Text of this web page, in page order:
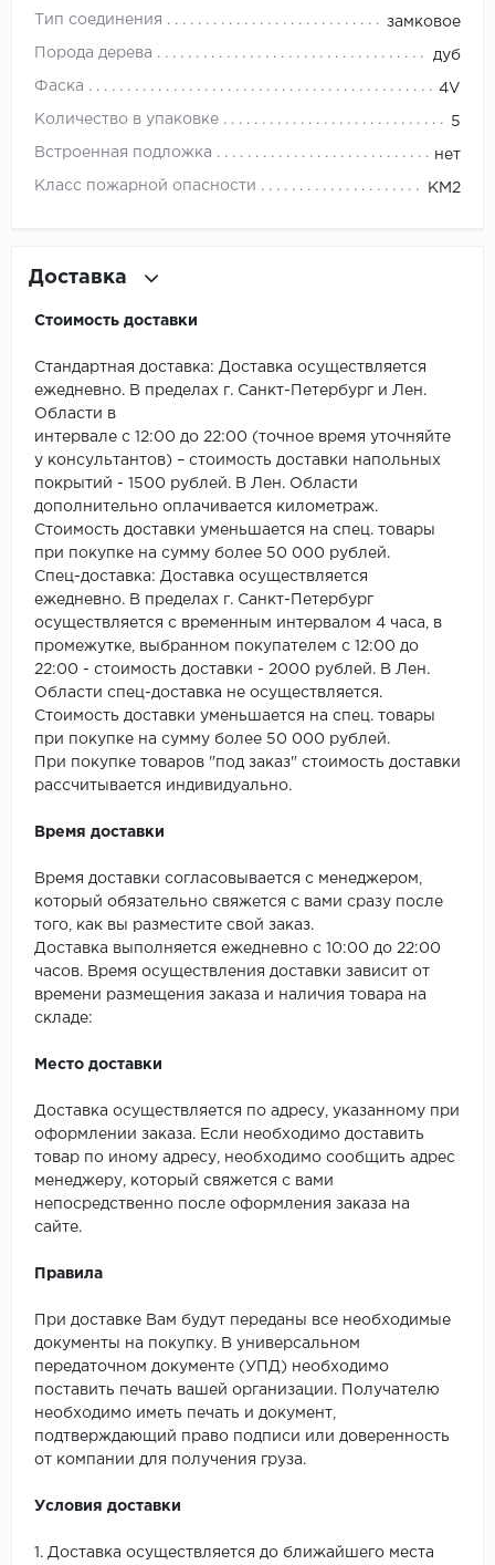
Quality Flooring
Smartprofile
SPC Flooring
SPC Promo
SPC Stronghold
TANTO
Tarkett
Tulesna
Vinilam
Тип соединения замковое
Порода дерева дуб
Фаска 4V
Количество в упаковке 5
Встроенная подложка нет
Класс пожарной опасности КМ2
Доставка
Стоимость доставки
Стандартная доставка: Доставка осуществляется
ежедневно. В пределах г. Санкт-Петербург и Лен.
Области в
интервале с 12:00 до 22:00 (точное время уточняйте
у консультантов) – стоимость доставки напольных
покрытий - 1500 рублей. В Лен. Области
дополнительно оплачивается километраж.
Стоимость доставки уменьшается на спец. товары
при покупке на сумму более 50 000 рублей.
Спец-доставка: Доставка осуществляется
ежедневно. В пределах г. Санкт-Петербург
осуществляется с временным интервалом 4 часа, в
промежутке, выбранном покупателем с 12:00 до
22:00 - стоимость доставки - 2000 рублей. В Лен.
Области спец-доставка не осуществляется.
Стоимость доставки уменьшается на спец. товары
при покупке на сумму более 50 000 рублей.
При покупке товаров "под заказ" стоимость доставки
рассчитывается индивидуально.
Время доставки
Время доставки согласовывается с менеджером,
который обязательно свяжется с вами сразу после
того, как вы разместите свой заказ.
Доставка выполняется ежедневно с 10:00 до 22:00
часов. Время осуществления доставки зависит от
времени размещения заказа и наличия товара на
складе:
Место доставки
Доставка осуществляется по адресу, указанному при
оформлении заказа. Если необходимо доставить
товар по иному адресу, необходимо сообщить адрес
менеджеру, который свяжется с вами
непосредственно после оформления заказа на
сайте.
Правила
При доставке Вам будут переданы все необходимые
документы на покупку. В универсальном
передаточном документе (УПД) необходимо
поставить печать вашей организации. Получателю
необходимо иметь печать и документ,
подтверждающий право подписи или доверенность
от компании для получения груза.
Условия доставки
1. Доставка осуществляется до ближайшего места